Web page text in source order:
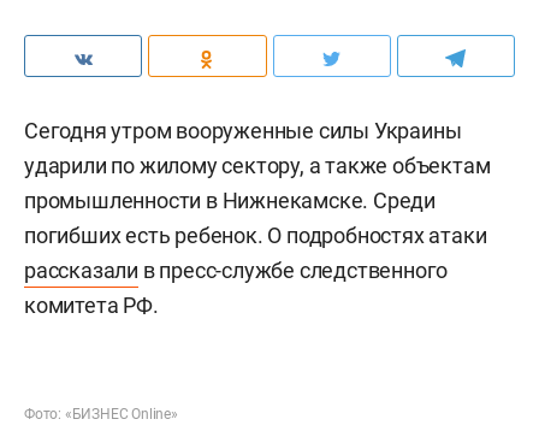
Сегодня утром вооруженные силы Украины
ударили по жилому сектору, а также объектам
промышленности в Нижнекамске. Среди
погибших есть ребенок. О подробностях атаки
рассказали в пресс-службе следственного
комитета РФ.
Фото: «БИЗНЕС Online»